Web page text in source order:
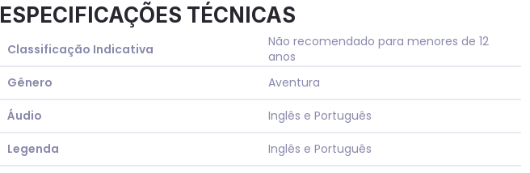
ESPECIFICAÇÕES TÉCNICAS
Classificação Indicativa
Não recomendado para menores de 12
anos
Gênero
Aventura
Áudio Inglês e Português
Legenda Inglês e Português